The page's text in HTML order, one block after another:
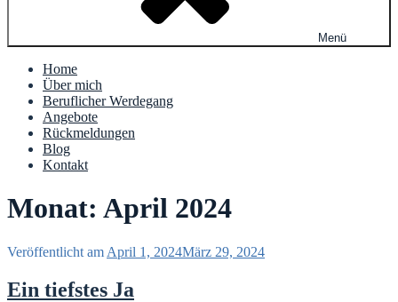
Menü
Home
Über mich
Beruflicher Werdegang
Angebote
Rückmeldungen
Blog
Kontakt
Monat: April 2024
Veröffentlicht am April 1, 2024März 29, 2024
Ein tiefstes Ja